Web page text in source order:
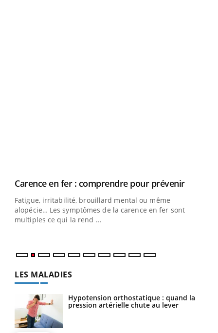
Youtube
Carence en fer : comprendre pour prévenirYoutube
Fatigue, irritabilité, brouillard mental ou même
alopécie… Les symptômes de la carence en fer sont
multiples ce qui la rend ...
LES MALADIES
Hypotension orthostatique : quand la
pression artérielle chute au lever